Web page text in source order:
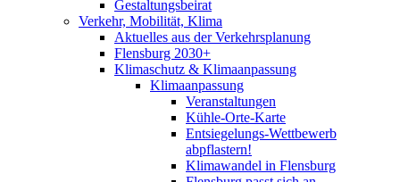
Gestaltungsbeirat
Verkehr, Mobilität, Klima
Aktuelles aus der Verkehrsplanung
Flensburg 2030+
Klimaschutz & Klimaanpassung
Klimaanpassung
Veranstaltungen
Kühle-Orte-Karte
Entsiegelungs-Wettbewerb
abpflastern!
Klimawandel in Flensburg